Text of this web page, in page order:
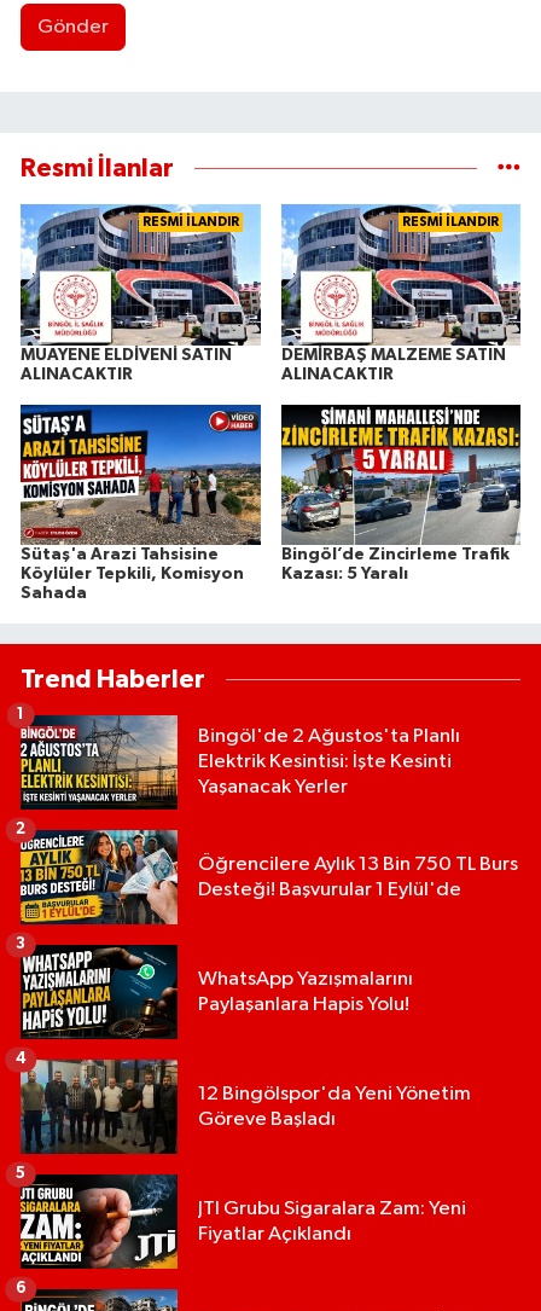
Gönder
Resmi İlanlar
RESMİ İLANDIR
MUAYENE ELDİVENİ SATIN
ALINACAKTIR
RESMİ İLANDIR
DEMİRBAŞ MALZEME SATIN
ALINACAKTIR
Sütaş'a Arazi Tahsisine
Köylüler Tepkili, Komisyon
Sahada
Bingöl’de Zincirleme Trafik
Kazası: 5 Yaralı
Trend Haberler
Bingöl'de 2 Ağustos'ta Planlı
Elektrik Kesintisi: İşte Kesinti
Yaşanacak Yerler
1
Öğrencilere Aylık 13 Bin 750 TL Burs
Desteği! Başvurular 1 Eylül'de
2
WhatsApp Yazışmalarını
Paylaşanlara Hapis Yolu!
3
12 Bingölspor'da Yeni Yönetim
Göreve Başladı
4
JTI Grubu Sigaralara Zam: Yeni
Fiyatlar Açıklandı
5
6